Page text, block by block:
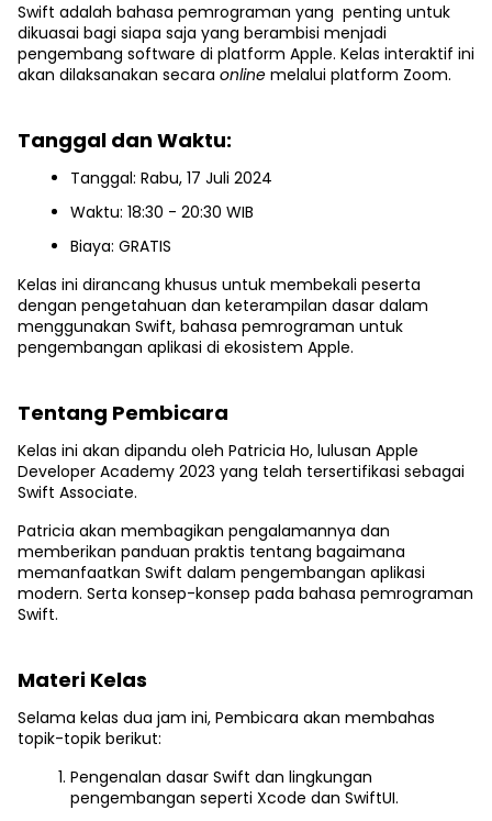
Swift adalah bahasa pemrograman yang penting untuk
dikuasai bagi siapa saja yang berambisi menjadi
pengembang software di platform Apple. Kelas interaktif ini
akan dilaksanakan secara online melalui platform Zoom.
Tanggal dan Waktu:
Tanggal: Rabu, 17 Juli 2024
Waktu: 18:30 - 20:30 WIB
Biaya: GRATIS
Kelas ini dirancang khusus untuk membekali peserta
dengan pengetahuan dan keterampilan dasar dalam
menggunakan Swift, bahasa pemrograman untuk
pengembangan aplikasi di ekosistem Apple.
Tentang Pembicara
Kelas ini akan dipandu oleh Patricia Ho, lulusan Apple
Developer Academy 2023 yang telah tersertifikasi sebagai
Swift Associate.
Patricia akan membagikan pengalamannya dan
memberikan panduan praktis tentang bagaimana
memanfaatkan Swift dalam pengembangan aplikasi
modern. Serta konsep-konsep pada bahasa pemrograman
Swift.
Materi Kelas
Selama kelas dua jam ini, Pembicara akan membahas
topik-topik berikut:
Pengenalan dasar Swift dan lingkungan
pengembangan seperti Xcode dan SwiftUI.